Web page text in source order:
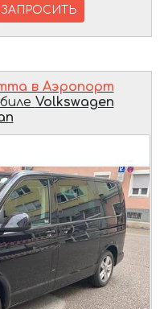
ЗАПРОСИТЬ
в Аэропорт
Volkswagen